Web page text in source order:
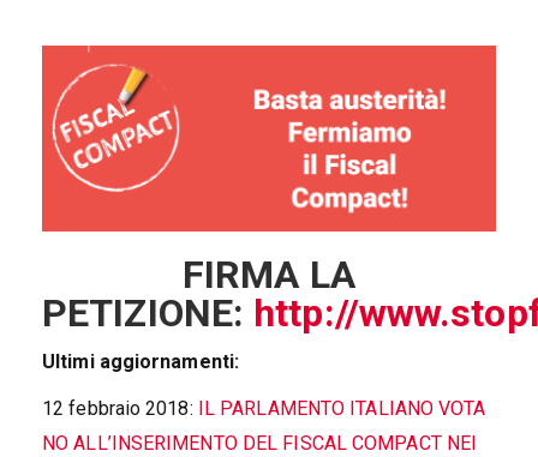
FIRMA LA
PETIZIONE: http://
Ultimi aggiornamenti:
12 febbraio 2018:
IL PARLAMENTO ITALIANO VOTA
NO ALL’INSERIMENTO DEL FISCAL COMPACT NEI